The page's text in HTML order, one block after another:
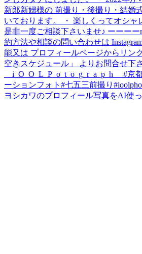
ヨシカワのプロフィール写真をAI使っ